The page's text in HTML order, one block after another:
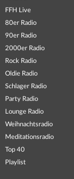
FFH Live
80er Radio
90er Radio
2000er Radio
Rock Radio
Oldie Radio
Schlager Radio
Party Radio
Lounge Radio
Weihnachtsradio
Meditationsradio
Top 40
Playlist